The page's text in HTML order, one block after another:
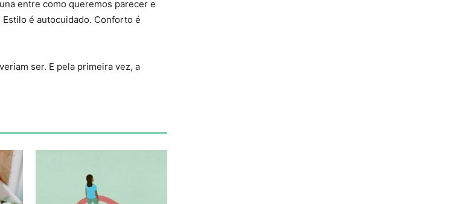
entre como queremos parecer e
é autocuidado. Conforto é
ser. E pela primeira vez, a